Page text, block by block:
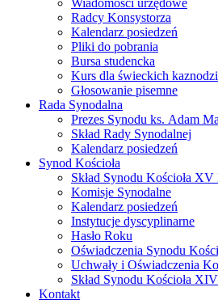
Wiadomości urzędowe
Radcy Konsystorza
Kalendarz posiedzeń
Pliki do pobrania
Bursa studencka
Kurs dla świeckich
Głosowanie pisemne
Rada Synodalna
Prezes Synodu ks. Adam
Skład Rady Synodalnej
Kalendarz posiedzeń
Synod Kościoła
Skład Synodu Kościoła
Komisje Synodalne
Kalendarz posiedzeń
Instytucje dyscyplinarne
Hasło Roku
Oświadczenia Synodu
Uchwały i Oświadczenia
Skład Synodu Kościoła
Kontakt